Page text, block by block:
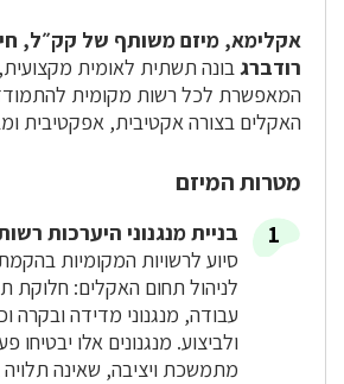
אקלימא, מיזם משותף של קק״ל,
רודברגבונה תשתית לאומית מקצועית,
המאפשרת לכל רשות מקומית להתמודד
האקלים בצורה אקטיבית, אפקטיבית
מטרות המיזם
בניית מנגנוני היערכות
סיוע לרשויות המקומיות
לניהול תחום האקלים: חלוקת
עבודה, מנגנוני מדידה ובקרה
ולביצוע. מנגנונים אלו יבטיחו
מתמשכת ויציבה, שאינה תלויה